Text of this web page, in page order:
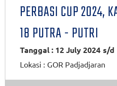
PERBASI CUP 2024,
18 PUTRA - PUTRI
Tanggal : 12 July 2024 s/d
Lokasi : GOR Padjadjaran